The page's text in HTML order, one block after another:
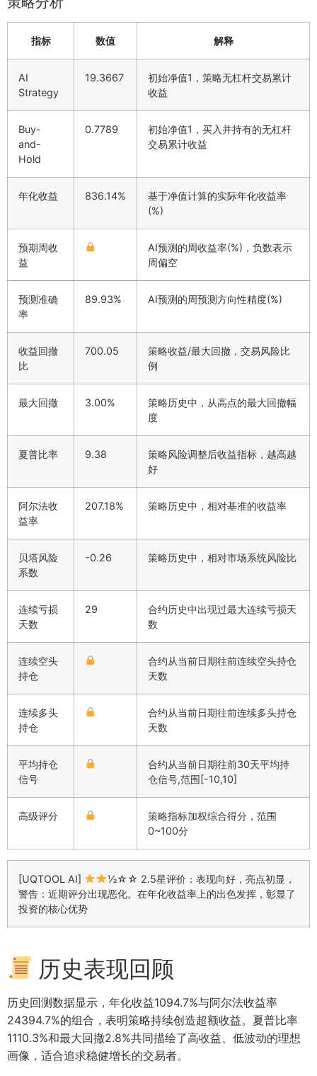
指标 数值 解释
AI
Strategy
19.3667
初始净值1，策略无杠杆交易累计
收益
Buy-
and-
Hold
0.7789
初始净值1，买入并持有的无杠杆
交易累计收益
年化收益 836.14%
基于净值计算的实际年化收益率
(%)
预期周收
益
AI预测的周收益率(%)，负数表示
周偏空
预测准确
率
89.93% AI预测的周预测方向性精度(%)
收益回撤
比
700.05
策略收益/最大回撤，交易风险比
例
最大回撤 3.00%
策略历史中，从高点的最大回撤幅
度
夏普比率 9.38
策略风险调整后收益指标，越高越
好
阿尔法收
益率
207.18% 策略历史中，相对基准的收益率
贝塔风险
系数
-0.26 策略历史中，相对市场系统风险比
连续亏损
天数
29
合约历史中出现过最大连续亏损天
数
连续空头
持仓
合约从当前日期往前连续空头持仓
天数
连续多头
持仓
合约从当前日期往前连续多头持仓
天数
平均持仓
信号
合约从当前日期往前30天平均持
仓信号,范围[-10,10]
高级评分
策略指标加权综合得分，范围
0~100分
[UQTOOL AI]
½☆☆ 2.5星评价：表现向好，亮点初显，
警告：近期评分出现恶化。在年化收益率上的出色发挥，彰显了
投资的核心优势
历史表现回顾
历史回测数据显示，年化收益1094.7%与阿尔法收益率
24394.7%的组合，表明策略持续创造超额收益。夏普比率
1110.3%和最大回撤2.8%共同描绘了高收益、低波动的理想
画像，适合追求稳健增长的交易者。